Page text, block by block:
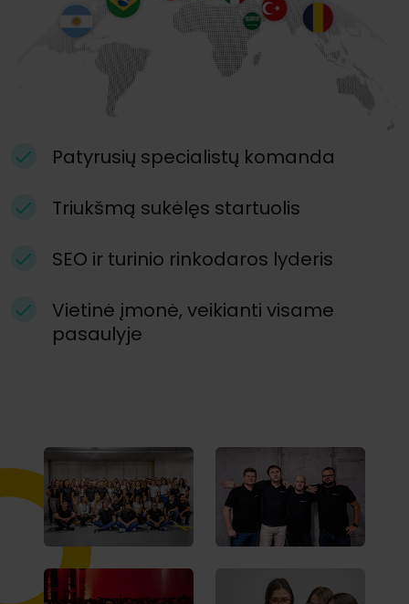
Patyrusių specialistų komanda
Triukšmą sukėlęs startuolis
SEO ir turinio rinkodaros lyderis
Vietinė įmonė, veikianti visame
pasaulyje